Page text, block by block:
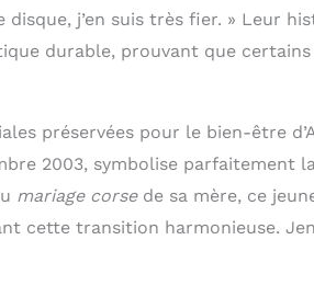
disque, j’en suis très fier. » Leur
durable, prouvant que
préservées pour le bien-être
2003, symbolise parfaitement
mariage corsede sa mère, ce
cette transition harmonieuse.